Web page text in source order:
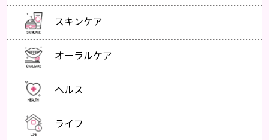
スキンケア
オーラルケア
ヘルス
ライフ